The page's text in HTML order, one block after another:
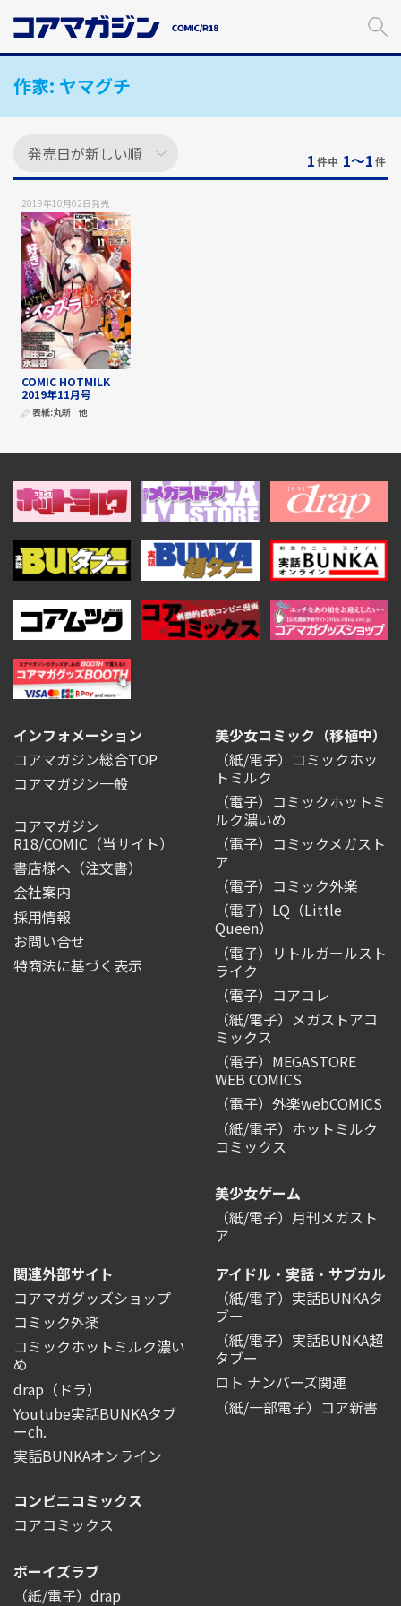
ン
作家: ヤマグチ
1件中 1〜1件
2019年10月02日発売
COMIC HOTMILK
2019年11月号
表紙:丸新 他
インフォメーション
コアマガジン総合TOP
コアマガジン一般
コアマガジン
R18/COMIC （当サイト）
書店様へ（注文書）
会社案内
採用情報
お問い合せ
特商法に基づく表示
美少女コミック（移植中）
（紙/電子）コミックホッ
トミルク
（電子）コミックホットミ
ルク濃いめ
（電子）コミックメガスト
ア
（電子）コミック外楽
（電子）LQ（Little
Queen）
（電子）リトルガールスト
ライク
（電子）コアコレ
（紙/電子）メガストアコ
ミックス
（電子）MEGASTORE
WEB COMICS
（電子）外楽webCOMICS
（紙/電子）ホットミルク
コミックス
美少女ゲーム
（紙/電子）月刊メガスト
ア
関連外部サイト
コアマガグッズショップ
コミック外楽
コミックホットミルク濃い
め
drap（ドラ）
Youtube実話BUNKAタブ
ーch.
実話BUNKAオンライン
アイドル・実話・サブカル
（紙/電子）実話BUNKAタ
ブー
（紙/電子）実話BUNKA超
タブー
ロト ナンバーズ関連
（紙/一部電子）コア新書
コンビニコミックス
コアコミックス
ボーイズラブ
（紙/電子）drap